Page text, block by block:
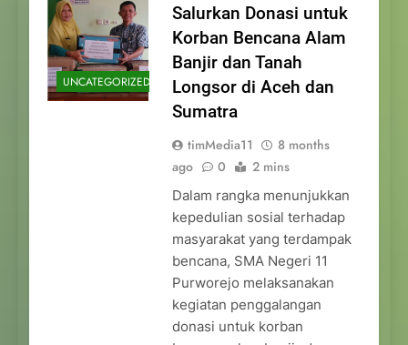
UNCATEGORIZED
Salurkan Donasi untuk
Korban Bencana Alam
Banjir dan Tanah
Longsor di Aceh dan
Sumatra
timMedia11
8 months
ago
0 2 mins
Dalam rangka menunjukkan
kepedulian sosial terhadap
masyarakat yang terdampak
bencana, SMA Negeri 11
Purworejo melaksanakan
kegiatan penggalangan
donasi untuk korban